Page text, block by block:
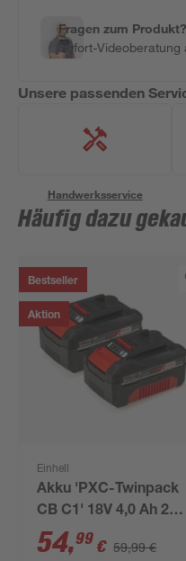
Fragen zum Produkt?
Sofort-
Unsere passenden
Handwerksservice
Häufig dazu
Bestseller
Aktion
Einhell
Akku 'PXC-Twinpack
CB C1' 18V 4,0 Ah 2
Stück
54,99 € 59,99 €